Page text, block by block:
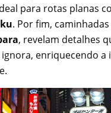
para rotas planas
. Por fim,
, revelam detalhes
enriquecendo a